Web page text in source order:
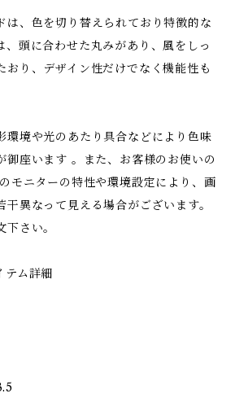
は、色を切り替えられており特徴的な
、頭に合わせた丸みがあり、風をしっ
おり、デザイン性だけでなく機能性も
境や光のあたり具合などにより色味
御座います 。また、お客様のお使いの
モニターの特性や環境設定により、画
異なって見える場合がございます。
さい。
テム詳細